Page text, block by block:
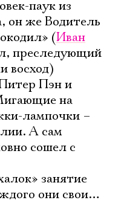
паук из
он же Водитель
(Иван
преследующий
восход)
Пэн и
на
лампочки –
А сам
сошел с
занятие
они свои…